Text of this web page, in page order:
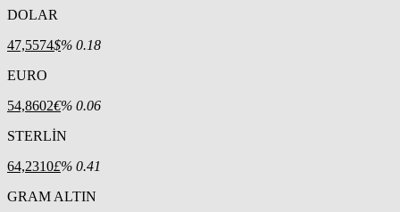
DOLAR
47,5574$% 0.18
EURO
54,8602€% 0.06
STERLİN
64,2310£% 0.41
GRAM ALTIN